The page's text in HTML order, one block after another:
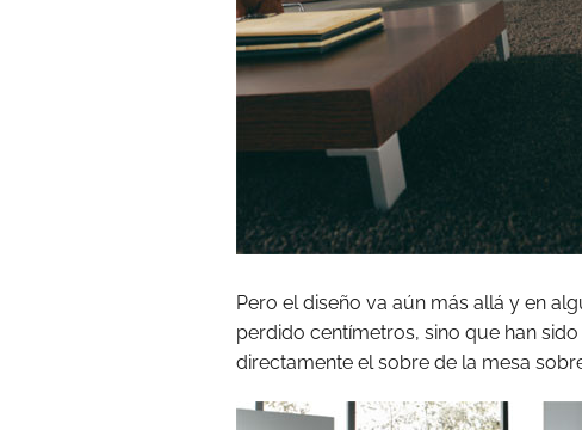
Pero el diseño va aún más allá y en
perdido centímetros, sino que han
directamente el sobre de la mesa